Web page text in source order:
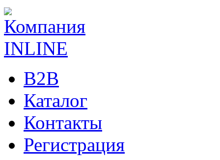
B2B
Каталог
Контакты
Регистрация